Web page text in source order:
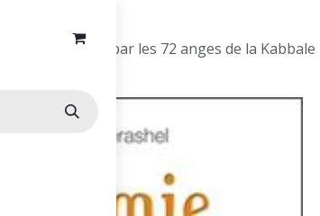
Alchimie interne par les 72 anges de la Kabbale